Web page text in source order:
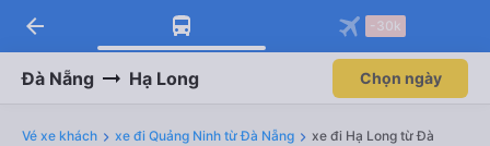
Tải app Vexere ngay!
Nhận ưu đãi thành viên độc
Mở app
Tải app Vexere
-30k/ghế khi đặt vé máy bay qua
Mở app
arrow_back -30k
Đà Nẵng Hạ Long Chọn ngày
Vé xe khách xe đi Quảng Ninh từ Đà Nẵng
xe đi Hạ Long từ Đà